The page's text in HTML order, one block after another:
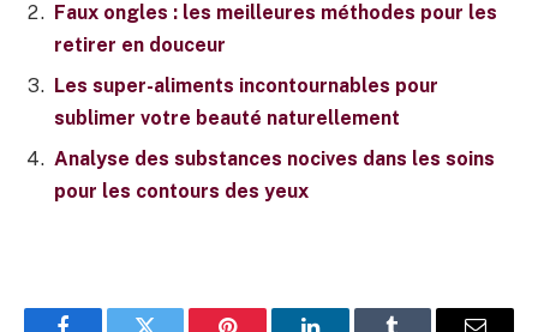
Faux ongles : les meilleures méthodes pour les
retirer en douceur
Les super-aliments incontournables pour
sublimer votre beauté naturellement
Analyse des substances nocives dans les soins
pour les contours des yeux